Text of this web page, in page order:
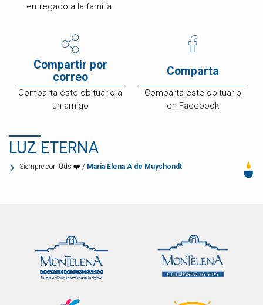
entregado a la familia.
Compartir por
correo
Comparta este obituario a
un amigo
Comparta
Comparta este obituario
en Facebook
LUZ ETERNA
Siempre con Uds ❤️ / Maria Elena A de Muyshondt